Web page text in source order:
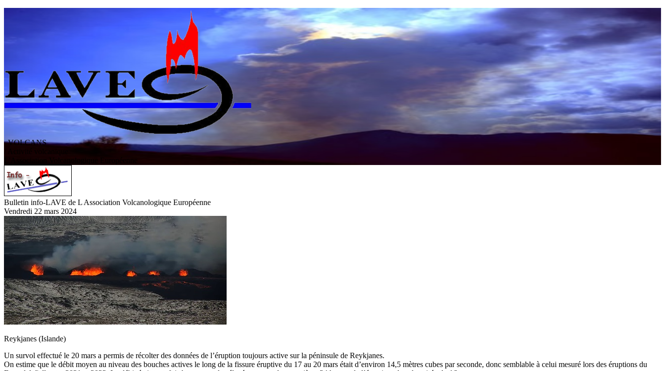
VOLCANS
olcanologique
Bulletin info-LAVE de L Association Volcanologique Européenne
Vendredi 22 mars 2024
Reykjanes (Islande)
Un survol effectué le 20 mars a permis de récolter des données de l’éruption toujours active sur la péninsule de Reykjanes.
On estime que le débit moyen au niveau des bouches actives le long de la fissure éruptive du 17 au 20 mars était d’environ 14,5 mètres cubes par seconde, donc semblable à celui mesuré lors des éruptions du